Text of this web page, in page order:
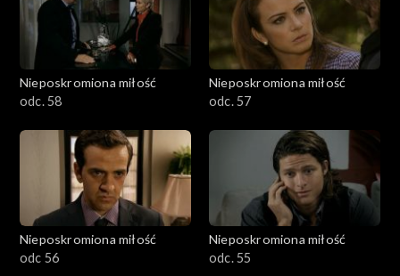
Nieposkromiona miłość
odc. 58
Nieposkromiona miłość
odc. 57
Nieposkromiona miłość
odc 56
Nieposkromiona miłość
odc. 55